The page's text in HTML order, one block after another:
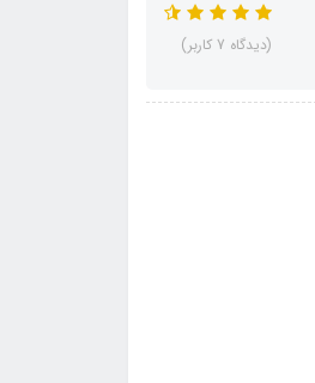
(دیدگاه 7 کاربر)